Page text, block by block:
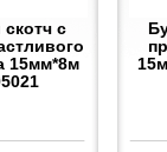
с
15мм*8м